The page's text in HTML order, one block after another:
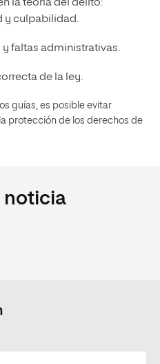
la teoría del delito:
y culpabilidad.
faltas administrativas.
de la ley.
guías, es posible evitar
protección de los derechos de
noticia